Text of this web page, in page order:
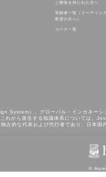
ご興味を持たれた方へ
登録者一覧（リーディン
希望の方へ）
コース一覧
System）、グローバル・インカネ
れから派⽣する知識体系については
占的な代表および代行者であり、日本
©